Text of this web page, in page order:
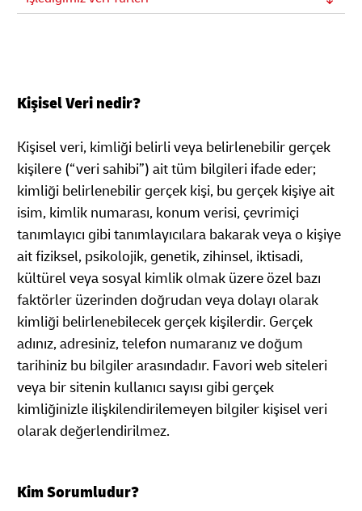
Kişisel Veri nedir?
Kişisel veri, kimliği belirli veya belirlenebilir gerçek
kişilere (“veri sahibi”) ait tüm bilgileri ifade eder;
kimliği belirlenebilir gerçek kişi, bu gerçek kişiye ait
isim, kimlik numarası, konum verisi, çevrimiçi
tanımlayıcı gibi tanımlayıcılara bakarak veya o kişiye
ait fiziksel, psikolojik, genetik, zihinsel, iktisadi,
kültürel veya sosyal kimlik olmak üzere özel bazı
faktörler üzerinden doğrudan veya dolayı olarak
kimliği belirlenebilecek gerçek kişilerdir. Gerçek
adınız, adresiniz, telefon numaranız ve doğum
tarihiniz bu bilgiler arasındadır. Favori web siteleri
veya bir sitenin kullanıcı sayısı gibi gerçek
kimliğinizle ilişkilendirilemeyen bilgiler kişisel veri
olarak değerlendirilmez.
Kim Sorumludur?